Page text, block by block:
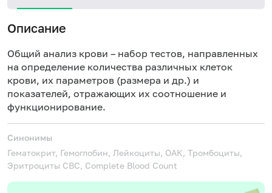
Описание
Общий анализ крови – набор тестов, направленных
на определение количества различных клеток
крови, их параметров (размера и др.) и
показателей, отражающих их соотношение и
функционирование.
Синонимы
Гематокрит, Гемоглобин, Лейкоциты, ОАК, Тромбоциты,
Эритроциты CBC, Complete Blood Count